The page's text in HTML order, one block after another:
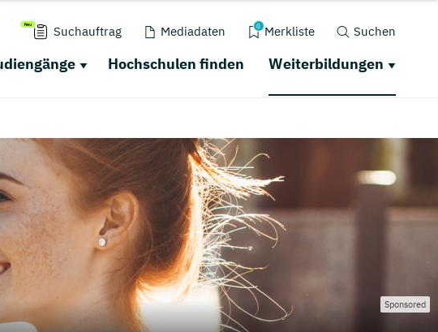
Suchauftrag Mediadaten 0 Merkliste Suchen
Hochschulen finden Weiterbildungen
Sponsored